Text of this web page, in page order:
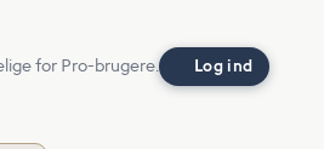
for Pro-brugere. Log ind